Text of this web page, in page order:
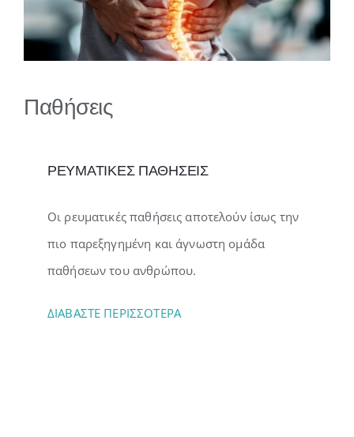
Gallery
Παθήσεις
ΡΕΥΜΑΤΙΚΕΣ ΠΑΘΗΣΕΙΣ
Οι ρευματικές παθήσεις αποτελούν ίσως την
πιο παρεξηγημένη και άγνωστη ομάδα
παθήσεων του ανθρώπου.
ΔΙΑΒΑΣΤΕ ΠΕΡΙΣΣΟΤΕΡΑ